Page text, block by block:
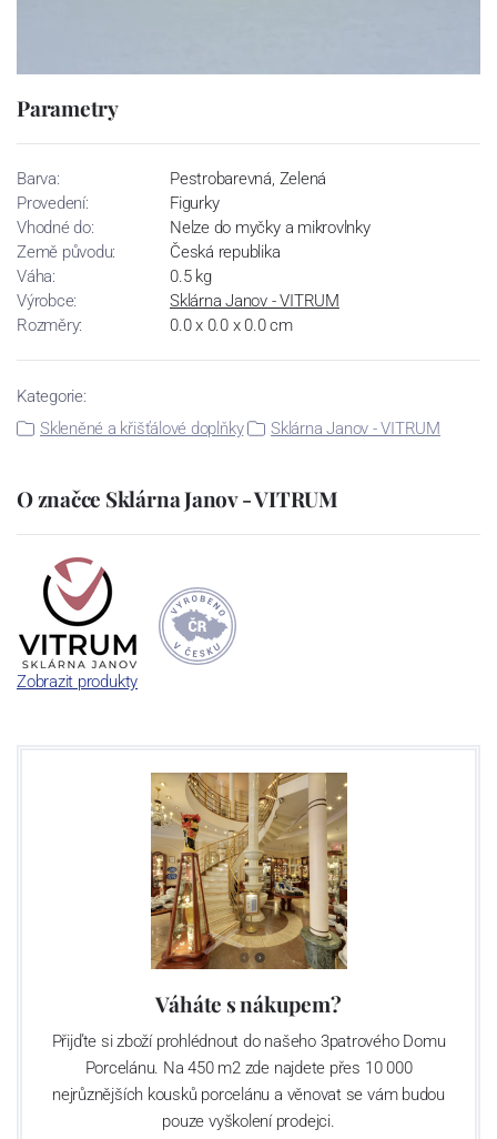
Parametry
Barva:
Pestrobarevná, Zelená
Provedení:
Figurky
Vhodné do:
Nelze do myčky a mikrovlnky
Země původu:
Česká republika
Váha:
0.5 kg
Výrobce:
Sklárna Janov - VITRUM
Rozměry:
0.0 x 0.0 x 0.0 cm
Kategorie:
Skleněné a křišťálové doplňky
Sklárna Janov - VITRUM
O značce Sklárna Janov - VITRUM
Zobrazit produkty
Váháte s nákupem?
Přijďte si zboží prohlédnout do našeho 3patrového Domu
Porcelánu. Na 450 m2 zde najdete přes 10 000
nejrůznějších kousků porcelánu a věnovat se vám budou
pouze vyškolení prodejci.